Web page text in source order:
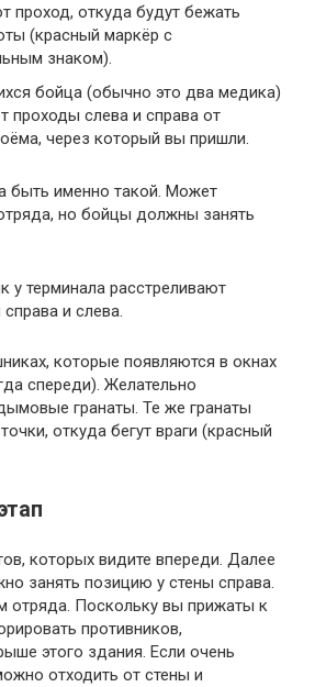
проход, откуда будут бежать
(красный маркёр с
знаком).
бойца (обычно это два медика)
проходы слева и справа от
через который вы пришли.
быть именно такой. Может
но бойцы должны занять
у терминала расстреливают
и слева.
которые появляются в окнах
спереди). Желательно
гранаты. Те же гранаты
откуда бегут враги (красный
которых видите впереди. Далее
занять позицию у стены справа.
отряда. Поскольку вы прижаты к
противников,
этого здания. Если очень
отходить от стены и